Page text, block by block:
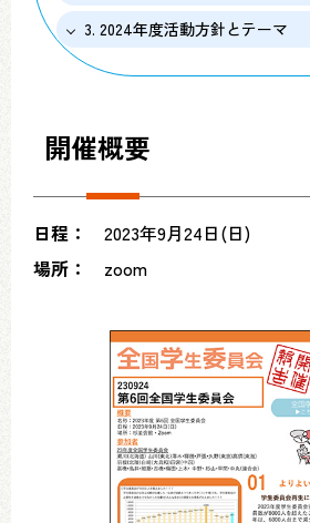
3. 2024年度活動方針とテーマ
開催概要
日程：
2023年9月24日(日)
場所：
zoom